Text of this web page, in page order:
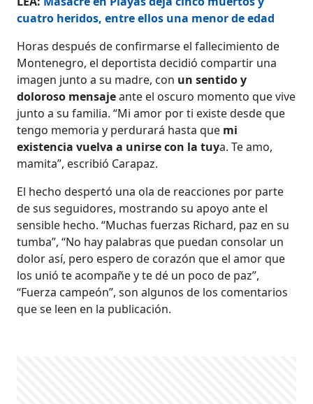
cuatro heridos, entre ellos una menor de edad
Horas después de confirmarse el fallecimiento de
Montenegro, el deportista decidió compartir una
imagen junto a su madre, con un sentido y
doloroso mensajeante el oscuro momento que vive
junto a su familia. “Mi amor por ti existe desde que
tengo memoria y perdurará hasta que mi
existencia vuelva a unirse con la tuya. Te amo,
mamita”, escribió Carapaz.
El hecho despertó una ola de reacciones por parte
de sus seguidores, mostrando su apoyo ante el
sensible hecho. “Muchas fuerzas Richard, paz en su
tumba”, “No hay palabras que puedan consolar un
dolor así, pero espero de corazón que el amor que
los unió te acompañe y te dé un poco de paz”,
“Fuerza campeón”, son algunos de los comentarios
que se leen en la publicación.